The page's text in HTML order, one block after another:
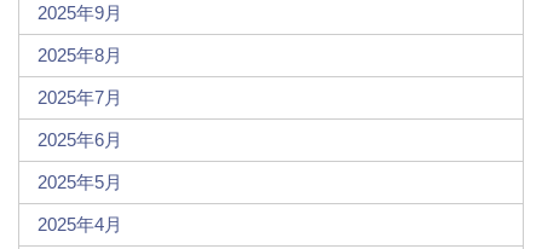
2025年9月
2025年8月
2025年7月
2025年6月
2025年5月
2025年4月